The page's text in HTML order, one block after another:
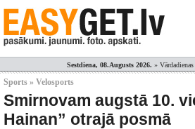
Sestdiena, 08.Augusts 2026. »
Sports » Velosports
Smirnovam augstā 10.
Hainan” otrajā posmā